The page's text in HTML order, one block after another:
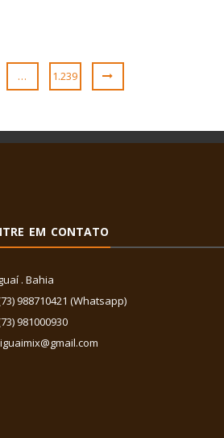
… 1.239
EM CONTATO
. Bahia
988710421 (Whatsapp)
981000930
iguaimix@gmail.com